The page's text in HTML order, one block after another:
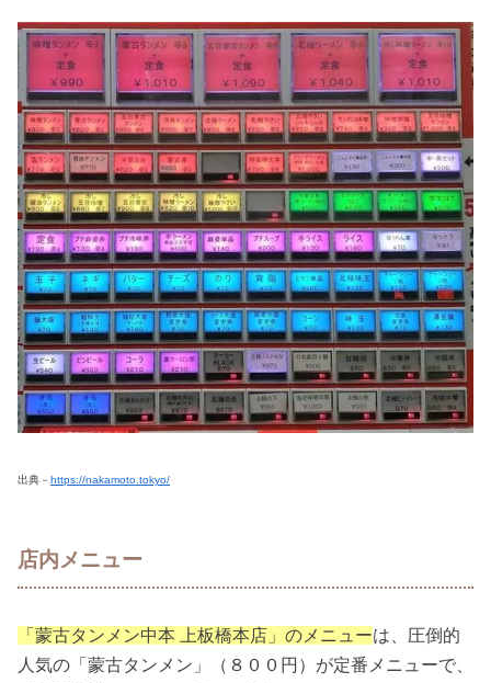
出典－ https://nakamoto.tokyo/
店内メニュー
「蒙古タンメン中本 上板橋本店」のメニューは、圧倒的
人気の「蒙古タンメン」（８００円）が定番メニューで、